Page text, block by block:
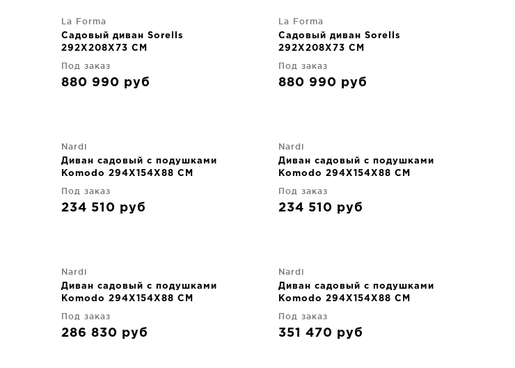
La Forma
Садовый диван Sorells
292X208X73 CM
Под заказ
880 990 руб
La Forma
Садовый диван Sorells
292X208X73 CM
Под заказ
880 990 руб
Nardi
Диван садовый с подушками
Komodo 294X154X88 CM
Под заказ
234 510 руб
Nardi
Диван садовый с подушками
Komodo 294X154X88 CM
Под заказ
234 510 руб
Nardi
Диван садовый с подушками
Komodo 294X154X88 CM
Под заказ
286 830 руб
Nardi
Диван садовый с подушками
Komodo 294X154X88 CM
Под заказ
351 470 руб